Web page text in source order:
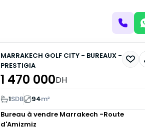
MARRAKECH GOLF CITY - BUREAUX -
PRESTIGIA
1 470 000DH
1SDB 94m²
Bureau à vendre Marrakech -Route
d'Amizmiz